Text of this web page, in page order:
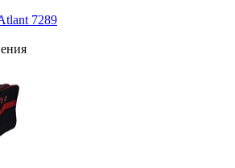
7289